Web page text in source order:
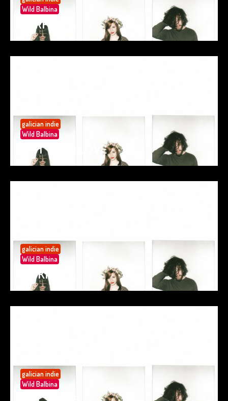
Wild Balbina
SURFIN’
galician indie
Wild Balbina
SPIT YOUR LOVE
galician indie
Wild Balbina
SO KIND
galician indie
Wild Balbina